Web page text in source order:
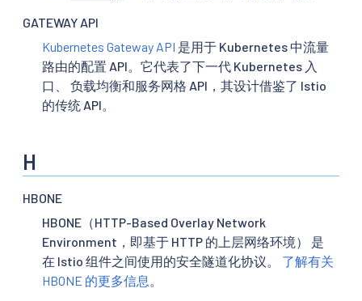
GATEWAY API
Kubernetes Gateway API 是用于 Kubernetes 中流量
路由的配置 API。它代表了下一代 Kubernetes 入
口、 负载均衡和服务网格 API，其设计借鉴了 Istio
的传统 API。
H
HBONE
HBONE（HTTP-Based Overlay Network
Environment，即基于 HTTP 的上层网络环境） 是
在 Istio 组件之间使用的安全隧道化协议。 了解有关
HBONE 的更多信息 。